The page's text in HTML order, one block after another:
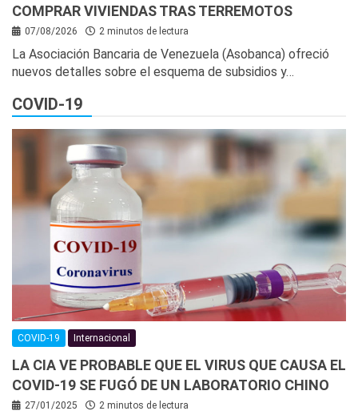
COMPRAR VIVIENDAS TRAS TERREMOTOS
07/08/2026 2 minutos de lectura
La Asociación Bancaria de Venezuela (Asobanca) ofreció
nuevos detalles sobre el esquema de subsidios y…
COVID-19
COVID-19 Internacional
LA CIA VE PROBABLE QUE EL VIRUS QUE CAUSA EL
COVID-19 SE FUGÓ DE UN LABORATORIO CHINO
27/01/2025 2 minutos de lectura